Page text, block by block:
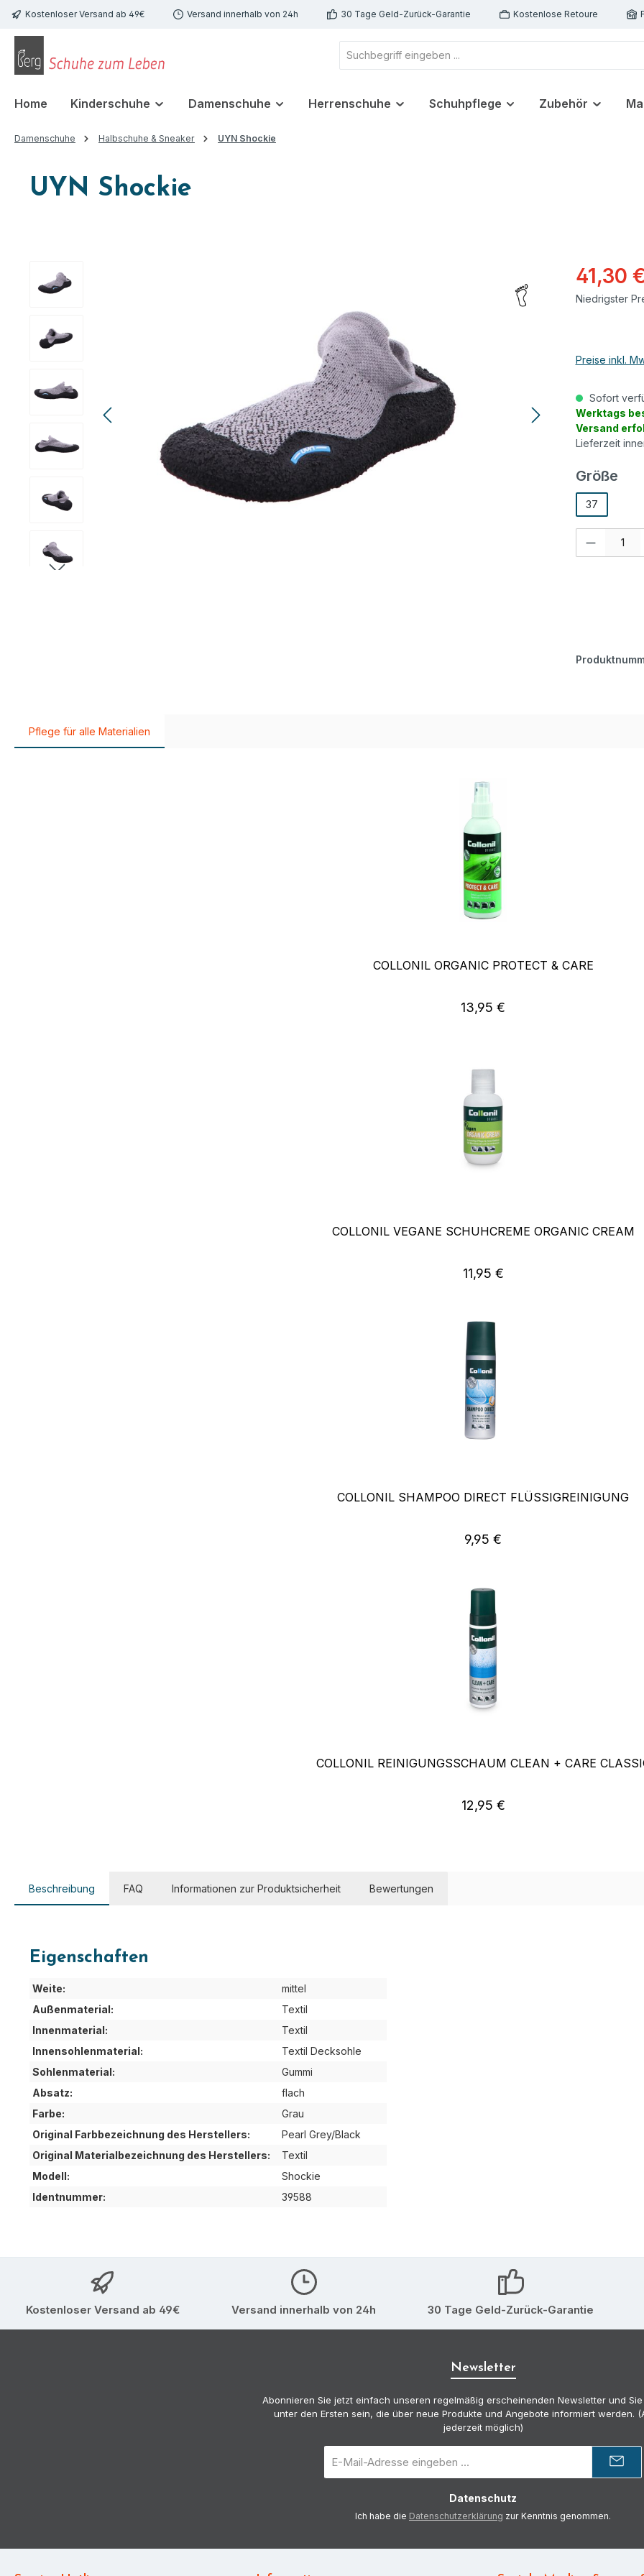
Hauptinhalt springen
Zur Suche springen
Zur Hauptnavigation springen
Kostenloser Versand ab 49€ Versand innerhalb von 24h 30 Tage Geld-Zurück-Garantie Kostenlose Retoure
Home Kinderschuhe Damenschuhe Herrenschuhe Schuhpflege Zubehör
Damenschuhe Halbschuhe & Sneaker UYN Shockie
UYN Shockie
41,30
Niedrigster
Preise inkl.
Sofort
Werktags
Versand
Lieferzeit
Größe
37
Pflege für alle Materialien
COLLONIL ORGANIC PROTECT & CARE
Regulärer Preis:
13,95 €
COLLONIL VEGANE SCHUHCREME ORGANIC CREAM
Regulärer Preis:
11,95 €
COLLONIL SHAMPOO DIRECT FLÜSSIGREINIGUNG
Regulärer Preis:
9,95 €
COLLONIL REINIGUNGSSCHAUM CLEAN + CARE
Regulärer Preis:
12,95 €
Beschreibung FAQ Informationen zur Produktsicherheit Bewertungen
Eigenschaften
Weite:
mittel
Außenmaterial:
Textil
Innenmaterial:
Textil
Innensohlenmaterial:
Textil Decksohle
Sohlenmaterial:
Gummi
Absatz:
flach
Farbe:
Grau
Original Farbbezeichnung des Herstellers:
Pearl Grey/Black
Original Materialbezeichnung des Herstellers:
Textil
Modell:
Shockie
Identnummer:
39588
Kostenloser Versand ab 49€ Versand innerhalb von 24h 30 Tage Geld-Zurück-Garantie
Newsletter
Abonnieren Sie jetzt einfach unseren regelmäßig erscheinenden Newsletter und
unter den Ersten sein, die über neue Produkte und Angebote informiert werden.
jederzeit möglich)
Mail-
Datenschutz
Ich habe die Datenschutzerklärung zur Kenntnis genommen.